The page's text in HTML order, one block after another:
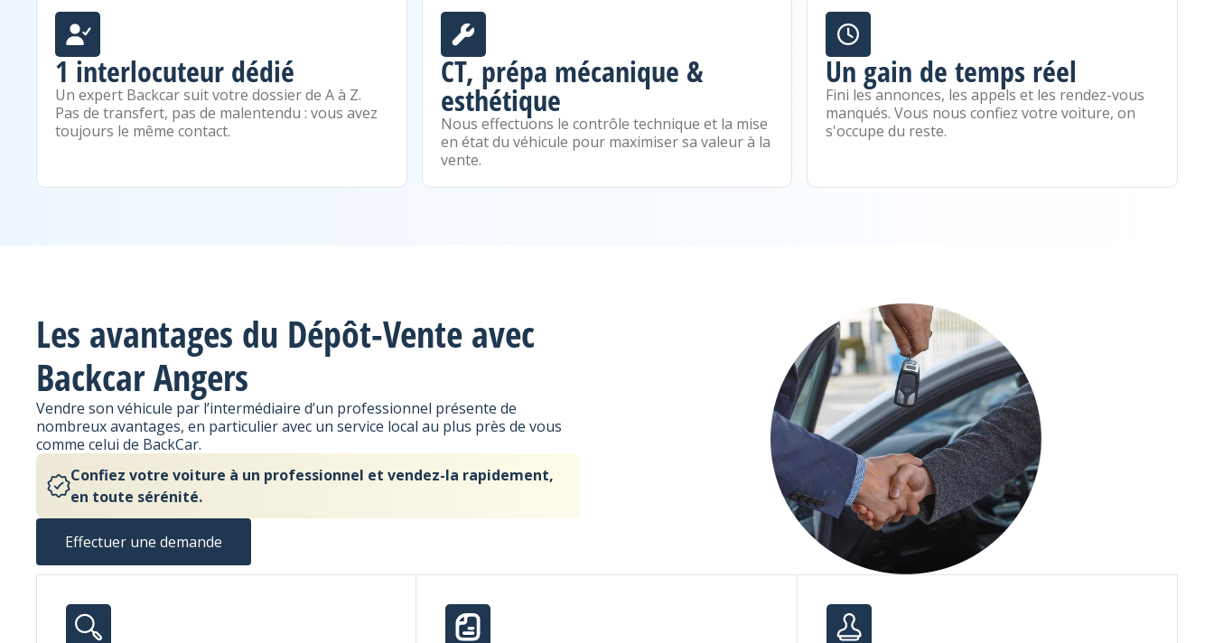
1 interlocuteur dédié
Un expert Backcar suit votre dossier de A à Z.
Pas de transfert, pas de malentendu : vous avez
toujours le même contact.
CT, prépa mécanique &
esthétique
Nous effectuons le contrôle technique et la mise
en état du véhicule pour maximiser sa valeur à la
vente.
Un gain de temps réel
Fini les annonces, les appels et les rendez-vous
manqués. Vous nous confiez votre voiture, on
s'occupe du reste.
Les avantages du Dépôt-Vente avec
Backcar Angers
Vendre son véhicule par l’intermédiaire d’un professionnel présente de
nombreux avantages, en particulier avec un service local au plus près de vous
comme celui de BackCar.
Confiez votre voiture à un professionnel et vendez-la rapidement,
en toute sérénité.
Effectuer une demande